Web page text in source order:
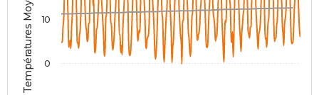
Destinations
City break
Voyage nature
Voyage de noces
Forum
Climat
PHOTO
GUIDES D'ACHAT
BONS PLANS
0
10